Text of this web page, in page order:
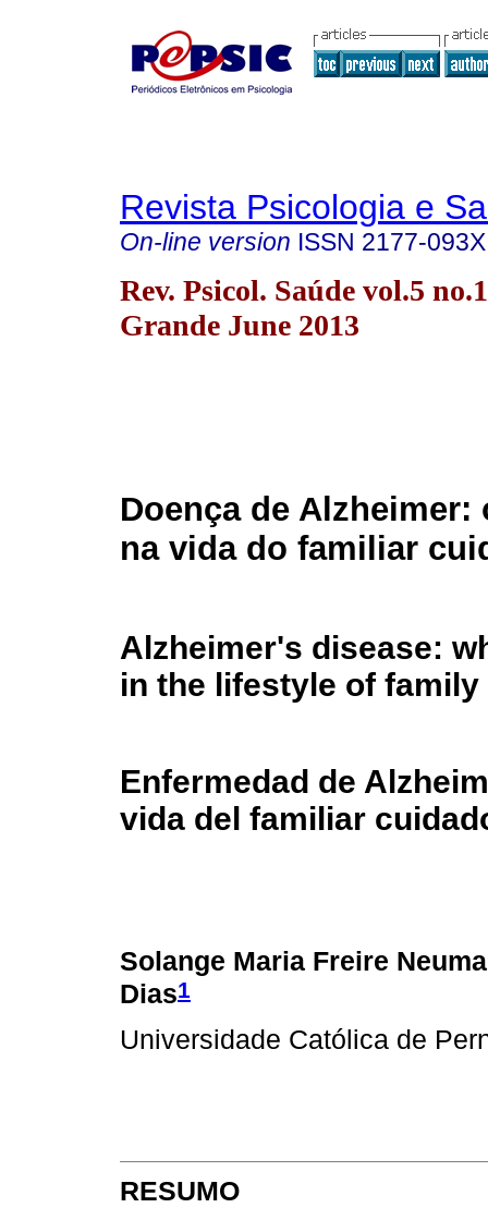
Revista Psicologia e
On-line version ISSN 2177-093X
Rev. Psicol. Saúde vol.5
Grande June 2013
Doença de Alzheimer:
na vida do familiar
Alzheimer's disease:
in the lifestyle of
Enfermedad de
vida del familiar
Solange Maria Freire
Dias1
Universidade Católica de
RESUMO